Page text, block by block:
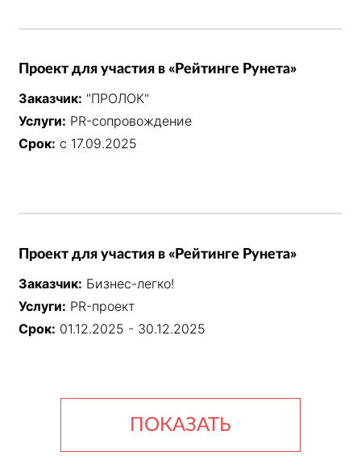
Проект для участия в «Рейтинге Рунета»
Заказчик: "ПРОЛОК"
Услуги: PR-сопровождение
Срок: с 17.09.2025
Проект для участия в «Рейтинге Рунета»
Заказчик: Бизнес-легко!
Услуги: PR-проект
Срок: 01.12.2025 - 30.12.2025
ПОКАЗАТЬ